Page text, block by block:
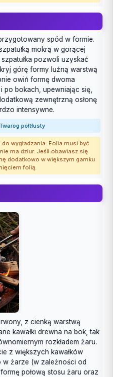
spód w formie.
mokrą w gorącej
pozwoli uzyskać
górę formy luźną warstwą
owiń formę dwoma
po bokach, upewniając się,
zewnętrzną osłonę
intensywne.
półtłusty
wygładzania. Folia musi być
ma dziur. Jeśli obawiasz się
dodatkowo w większym garnku
folią.
z cienką warstwą
kawałki drewna na bok, tak
rozkładem żaru.
z większych kawałków
w żarze (w zależności od
połową stosu żaru oraz